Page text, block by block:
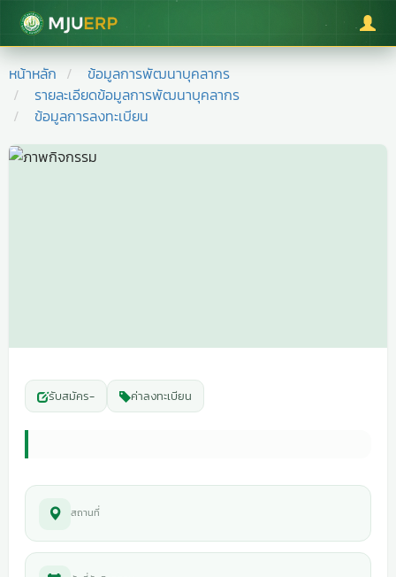
มหาวิทยาลัยแม่โจ้
หน้าหลัก
ข้อมูลการพัฒนาบุคลากร
รายละเอียดข้อมูลการพัฒนาบุคลากร
ข้อมูลการลงทะเบียน
รับสมัคร- ค่าลงทะเบียน
สถานที่